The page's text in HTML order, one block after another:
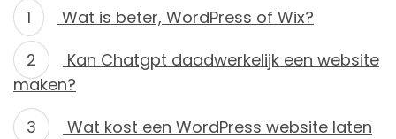
Wat is beter, WordPress of Wix?
Kan Chatgpt daadwerkelijk een website
maken?
Wat kost een WordPress website laten